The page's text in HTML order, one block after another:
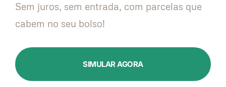
Sem juros, sem entrada, com parcelas que
cabem no seu bolso!
SIMULAR AGORA